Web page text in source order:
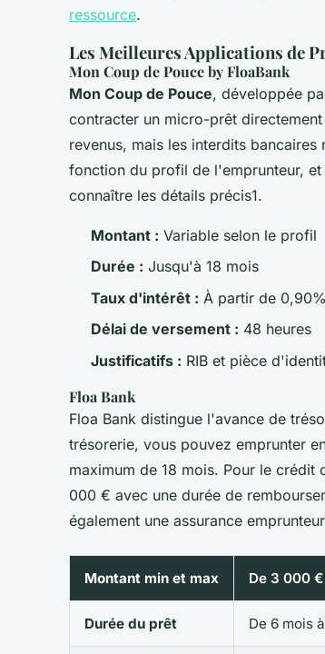
ressource.
Les Meilleures Applications de
Mon Coup de Pouce by FloaBank
Mon Coup de Pouce, développée
contracter un micro-prêt
revenus, mais les interdits
fonction du profil de l'emprunteur,
connaître les détails précis1.
Montant : Variable selon le profil
Durée : Jusqu'à 18 mois
Taux d'intérêt : À partir de 0,90%
Délai de versement : 48 heures
Justificatifs : RIB et pièce
Floa Bank
Floa Bank distingue l'avance de
trésorerie, vous pouvez emprunter
maximum de 18 mois. Pour le
000 € avec une durée de
également une assurance
Montant min et max De 3 000
Durée du prêt De 6 mois